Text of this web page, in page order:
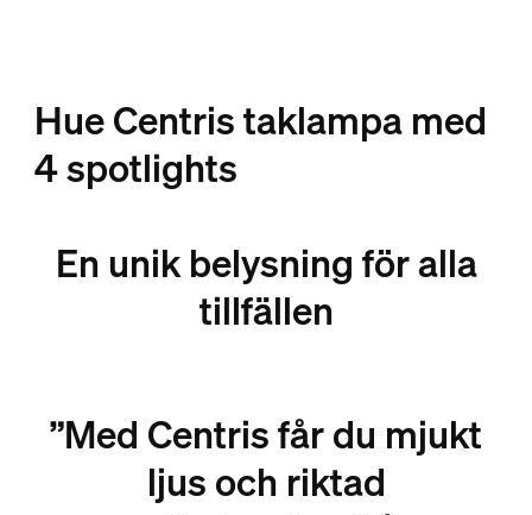
Hue Centris taklampa med
4 spotlights
En unik belysning för alla
tillfällen
”Med Centris får du mjukt
ljus och riktad